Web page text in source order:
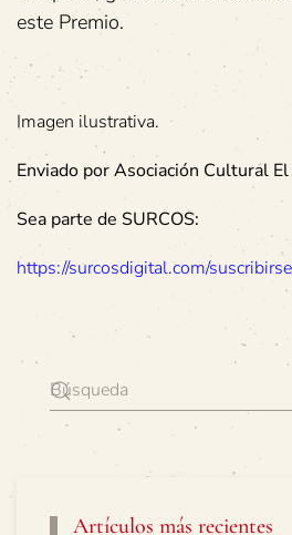
este Premio.
Imagen ilustrativa.
Enviado por Asociación Cultural
Sea parte de SURCOS:
https://surcosdigital.com/
Artículos más recientes